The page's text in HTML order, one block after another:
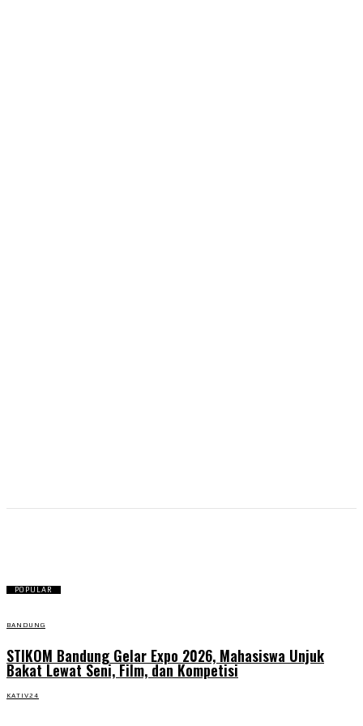
POPULAR
BANDUNG
STIKOM Bandung Gelar Expo 2026, Mahasiswa Unjuk
Bakat Lewat Seni, Film, dan Kompetisi
KATIV24